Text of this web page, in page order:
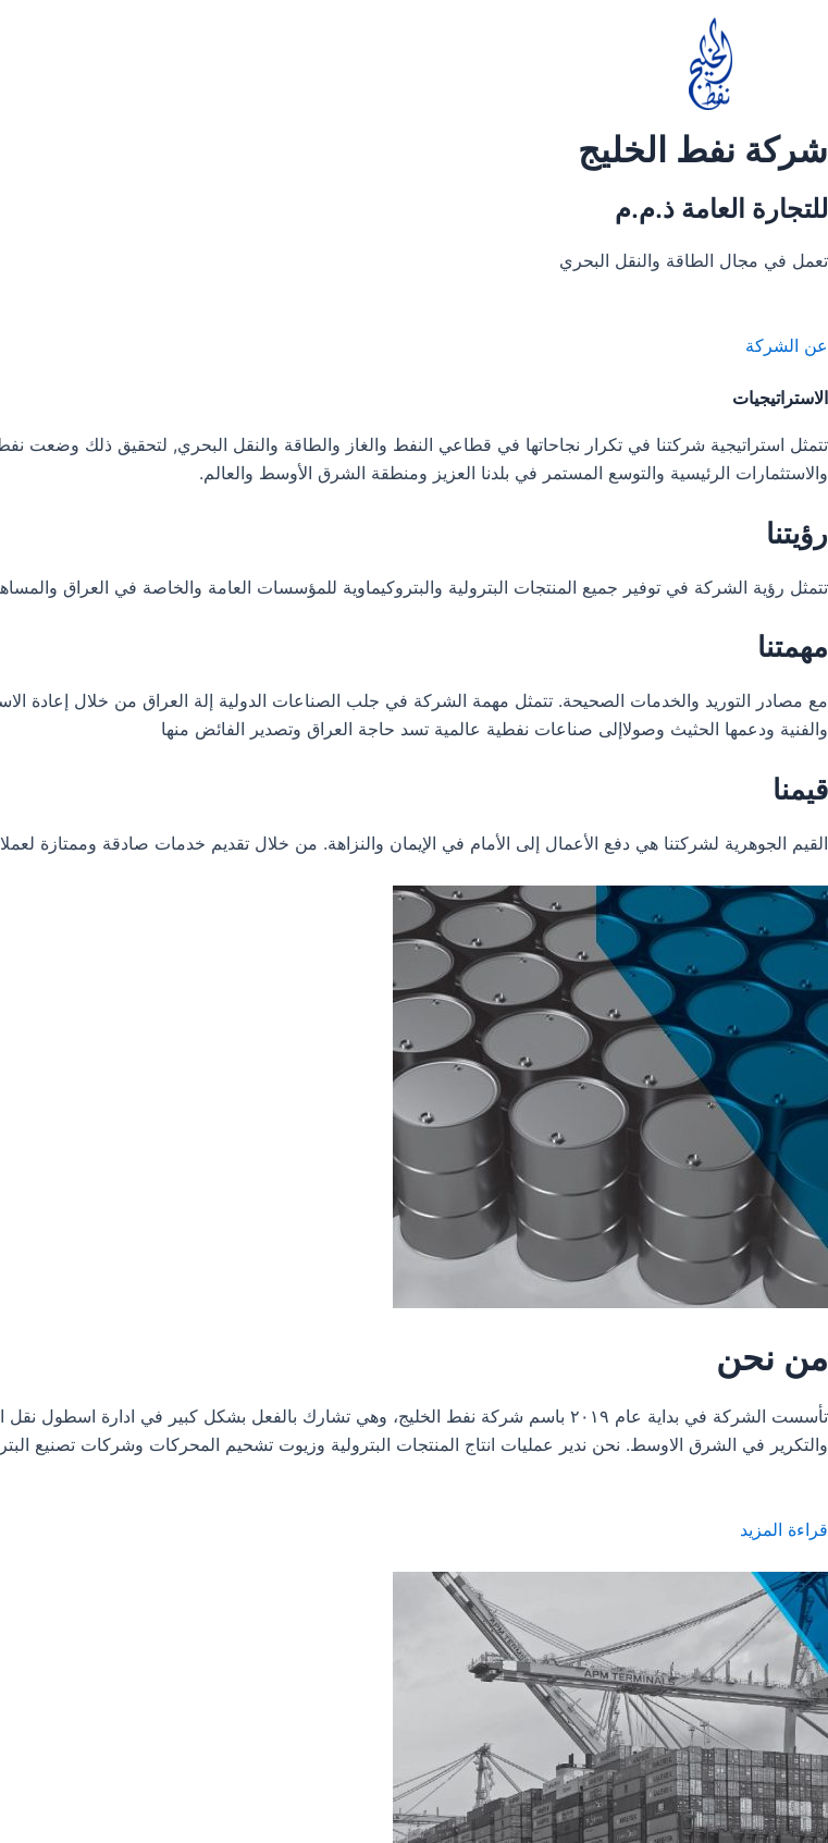
شركة نفط الخليج
للتجارة العامة ذ.م.م
تعمل في مجال الطاقة والنقل البحري
عن الشركة
الاستراتيجيات
تتمثل استراتيجية شركتنا في تكرار نجاحاتها في قطاعي النفط والغاز والطاقة والنقل البحري, لتحقيق ذلك وضعت
والاستثمارات الرئيسية والتوسع المستمر في بلدنا العزيز ومنطقة الشرق الأوسط والعالم.
رؤيتنا
تتمثل رؤية الشركة في توفير جميع المنتجات البترولية والبتروكيماوية للمؤسسات العامة والخاصة في العراق
مهمتنا
مع مصادر التوريد والخدمات الصحيحة. تتمثل مهمة الشركة في جلب الصناعات الدولية إلة العراق من خلال إعادة
والفنية ودعمها الحثيث وصولاإلى صناعات نفطية عالمية تسد حاجة العراق وتصدير الفائض منها
قيمنا
القيم الجوهرية لشركتنا هي دفع الأعمال إلى الأمام في الإيمان والنزاهة. من خلال تقديم خدمات صادقة وممتازة
من نحن
تأسست الشركة في بداية عام ٢٠١٩ باسم شركة نفط الخليج، وهي تشارك بالفعل بشكل كبير في
والتكرير في الشرق الاوسط. نحن ندير عمليات انتاج المنتجات البترولية وزيوت تشحيم المحركات وشركات تصنيع
قراءة المزيد